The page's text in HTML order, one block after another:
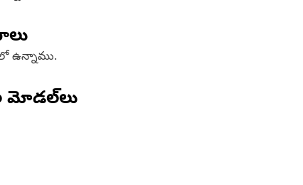
ఉన్నాము.
మోడల్‌లు